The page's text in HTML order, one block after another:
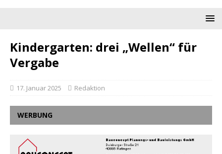
Kindergarten: drei „Wellen“ für
Vergabe
17. Januar 2025 Redaktion
WERBUNG